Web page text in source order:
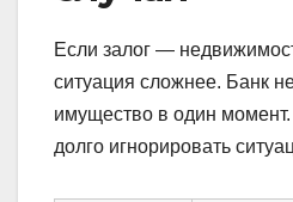
Если залог —
ситуация сложнее. Банк
имущество в один момент.
долго игнорировать